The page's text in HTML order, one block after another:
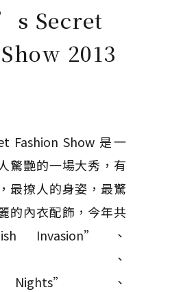
Secret
2013
Fashion Show 是一
驚艷的一場大秀，有
最撩人的身姿，最驚
的內衣配飾，今年共
Invasion”、
、
Nights”、